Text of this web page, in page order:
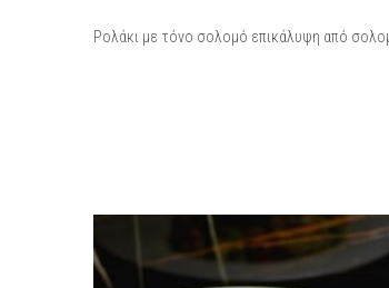
Ρολάκι με τόνο σολομό επικάλυψη από
BE THE FIRST TO